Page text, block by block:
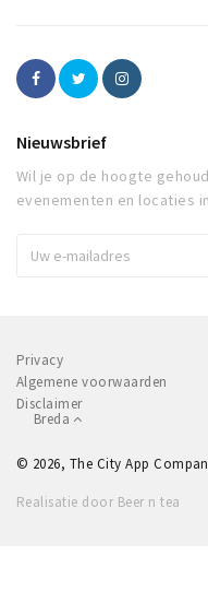
Nieuwsbrief
Wil je op de hoogte
evenementen en locaties
Privacy
Algemene voorwaarden
Disclaimer
Breda
© 2026, The City App
Realisatie door Beer n tea